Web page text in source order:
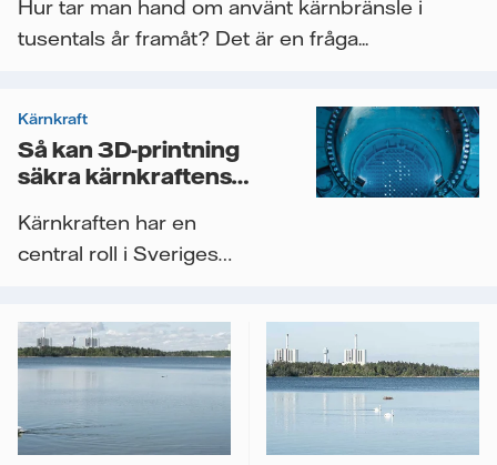
Kundcase
Vattenfall.se
Hur tar man hand om använt kärnbränsle i
tusentals år framåt? Det är en fråga...
Kärnkraft
Så kan 3D-printning
säkra kärnkraftens
Kärnkraften har en
central roll i Sveriges